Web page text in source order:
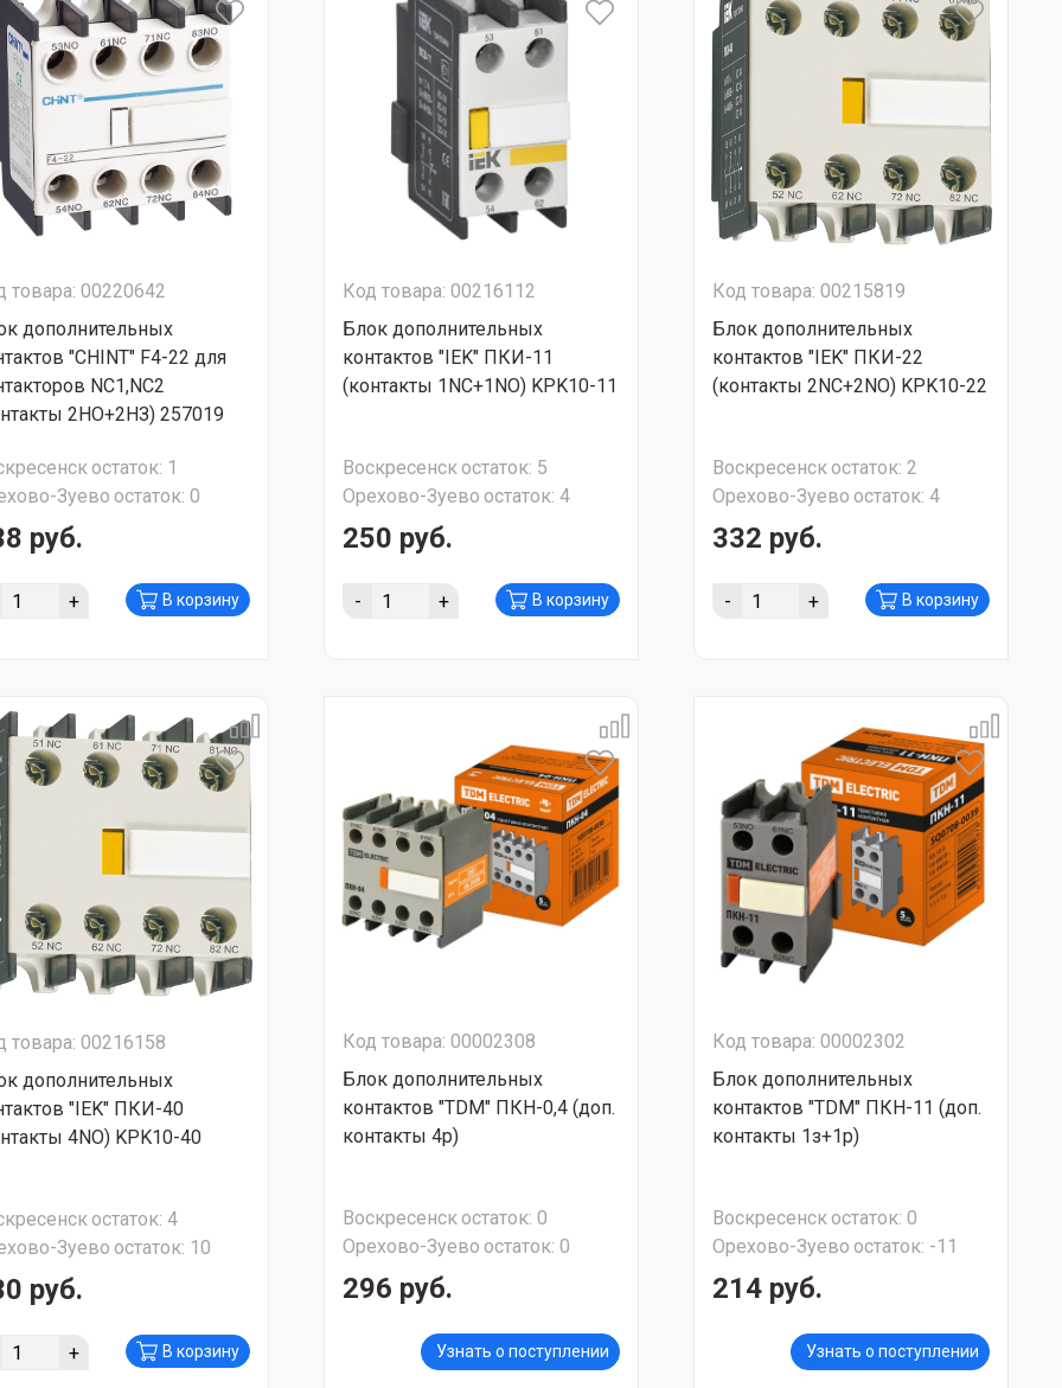
товара: 00220642
дополнительных
"CHINT" F4-22 для
NC1,NC2
2НО+2НЗ) 257019
остаток: 1
Зуево остаток: 0
руб.
+ В корзину
Код товара: 00216112
Блок дополнительных
контактов "IEK" ПКИ-11
(контакты 1NC+1NO) KPK10-11
Воскресенскостаток: 5
Орехово-Зуево остаток: 4
250 руб.
- + В корзину
Код товара: 00215819
Блок дополнительных
контактов "IEK" ПКИ-22
(контакты 2NC+2NO) KPK10-22
Воскресенскостаток: 2
Орехово-Зуево остаток: 4
332 руб.
- + В корзину
товара: 00216158
дополнительных
"IEK" ПКИ-40
4NO) KPK10-40
остаток: 4
Зуево остаток: 10
руб.
+ В корзину
Код товара: 00002308
Блок дополнительных
контактов "TDM" ПКН-0,4 (доп.
контакты 4р)
Воскресенскостаток: 0
Орехово-Зуево остаток: 0
296 руб.
Узнать о поступлении
Код товара: 00002302
Блок дополнительных
контактов "TDM" ПКН-11 (доп.
контакты 1з+1р)
Воскресенскостаток: 0
Орехово-Зуево остаток: -11
214 руб.
Узнать о поступлении